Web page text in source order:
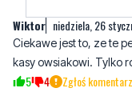
niektórzy.
3 3 Zgłoś
Wiktor niedziela, 26